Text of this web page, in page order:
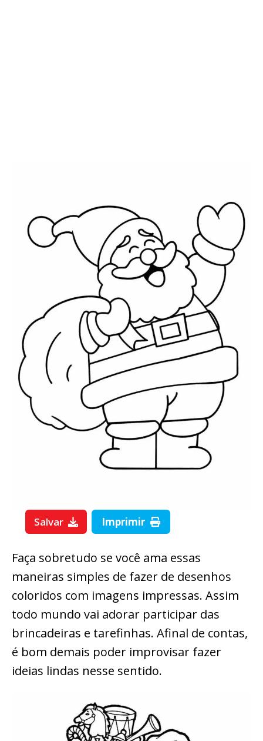
Salvar Imprimir
Faça sobretudo se você ama essas
maneiras simples de fazer de desenhos
coloridos com imagens impressas. Assim
todo mundo vai adorar participar das
brincadeiras e tarefinhas. Afinal de contas,
é bom demais poder improvisar fazer
ideias lindas nesse sentido.